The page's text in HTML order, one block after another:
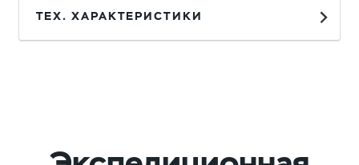
ТЕХ. ХАРАКТЕРИСТИКИ